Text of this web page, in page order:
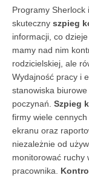
Programy Sherlock
skuteczny szpieg
informacji, co
mamy nad nim
rodzicielskiej, ale
Wydajność pracy i
stanowiska
poczynań. Szpieg
firmy wiele
ekranu oraz
niezależnie od
monitorować ruchy
pracownika.